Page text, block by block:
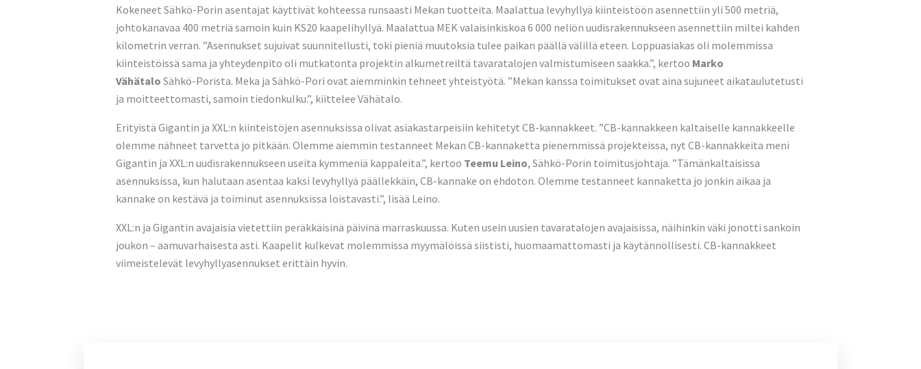
Kokeneet Sähkö-Porin asentajat käyttivät kohteessa runsaasti Mekan tuotteita. Maalattua levyhyllyä kiinteistöön asennettiin yli 500 metriä,
johtokanavaa 400 metriä samoin kuin KS20 kaapelihyllyä. Maalattua MEK valaisinkiskoa 6 000 neliön uudisrakennukseen asennettiin miltei kahden
kilometrin verran. ”Asennukset sujuivat suunnitellusti, toki pieniä muutoksia tulee paikan päällä välillä eteen. Loppuasiakas oli molemmissa
kiinteistöissä sama ja yhteydenpito oli mutkatonta projektin alkumetreiltä tavaratalojen valmistumiseen saakka.”, kertoo Marko
Vähätalo Sähkö-Porista. Meka ja Sähkö-Pori ovat aiemminkin tehneet yhteistyötä. ”Mekan kanssa toimitukset ovat aina sujuneet aikataulutetusti
ja moitteettomasti, samoin tiedonkulku.”, kiittelee Vähätalo.
Erityistä Gigantin ja XXL:n kiinteistöjen asennuksissa olivat asiakastarpeisiin kehitetyt CB-kannakkeet. ”CB-kannakkeen kaltaiselle kannakkeelle
olemme nähneet tarvetta jo pitkään. Olemme aiemmin testanneet Mekan CB-kannaketta pienemmissä projekteissa, nyt CB-kannakkeita meni
Gigantin ja XXL:n uudisrakennukseen useita kymmeniä kappaleita.”, kertoo Teemu Leino, Sähkö-Porin toimitusjohtaja. ”Tämänkaltaisissa
asennuksissa, kun halutaan asentaa kaksi levyhyllyä päällekkäin, CB-kannake on ehdoton. Olemme testanneet kannaketta jo jonkin aikaa ja
kannake on kestävä ja toiminut asennuksissa loistavasti.”, lisää Leino.
XXL:n ja Gigantin avajaisia vietettiin peräkkäisinä päivinä marraskuussa. Kuten usein uusien tavaratalojen avajaisissa, näihinkin väki jonotti sankoin
joukon – aamuvarhaisesta asti. Kaapelit kulkevat molemmissa myymälöissä siististi, huomaamattomasti ja käytännöllisesti. CB-kannakkeet
viimeistelevät levyhyllyasennukset erittäin hyvin.